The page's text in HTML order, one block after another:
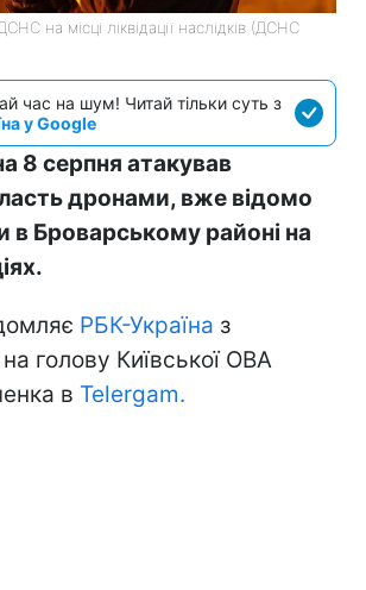
на місці ліквідації наслідків (ДСНС
час на шум! Читай тільки суть з
у Google
8 серпня атакував
дронами, вже відомо
в Броварському районі на
РБК-Україна з
голову Київської ОВА
в Telergam.